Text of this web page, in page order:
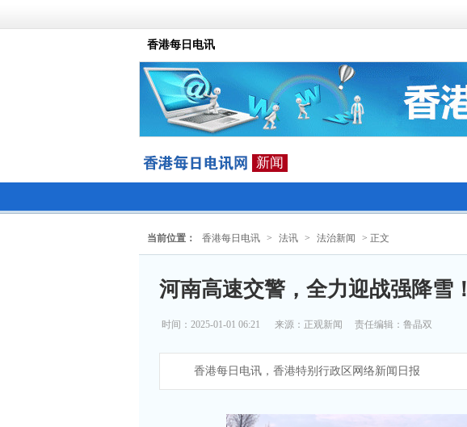
香港每日电讯
新闻
当前位置： 香港每日电讯 > 法讯 > 法治新闻 > 正文
河南高速交警，全力迎战强降雪！
时间：2025-01-01 06:21 来源： 正观新闻 责任编辑：鲁晶双
香港每日电讯，香港特别行政区网络新闻日报